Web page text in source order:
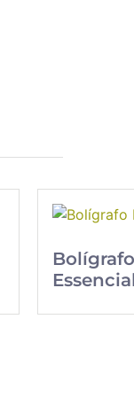
Bolígrafo
Essencial